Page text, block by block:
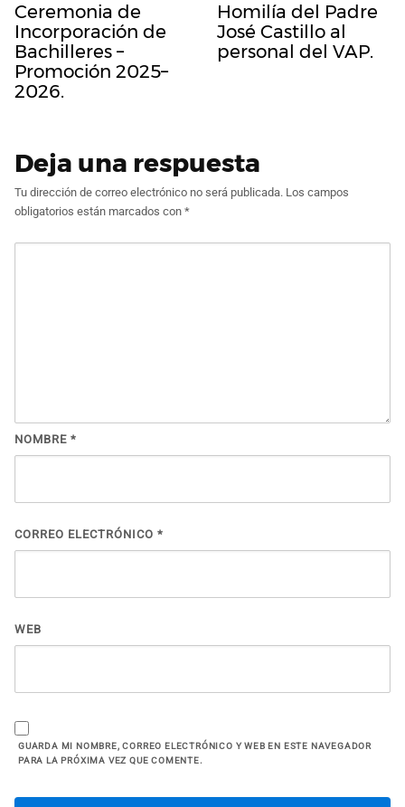
Ceremonia de
Incorporación de
Bachilleres –
Promoción 2025–
2026.
Homilía del Padre
José Castillo al
personal del VAP.
Deja una respuesta
Tu dirección de correo electrónico no será publicada. Los campos
obligatorios están marcados con *
NOMBRE *
CORREO ELECTRÓNICO *
WEB
GUARDA MI NOMBRE, CORREO ELECTRÓNICO Y WEB EN ESTE NAVEGADOR
PARA LA PRÓXIMA VEZ QUE COMENTE.